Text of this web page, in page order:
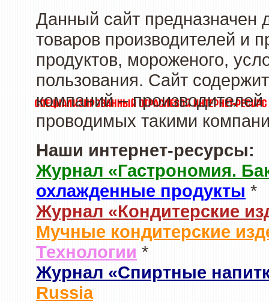
Данный сайт предназначен
товаров производителей и
продуктов, мороженого,
пользования. Сайт
компаний –
проводимых такими
Наши интернет-ресурсы:
Журнал «Гастрономия.
охлажденные продукты *
Журнал «Кондитерские
Мучные кондитерские
Технологии *
Журнал «Спиртные
Russia